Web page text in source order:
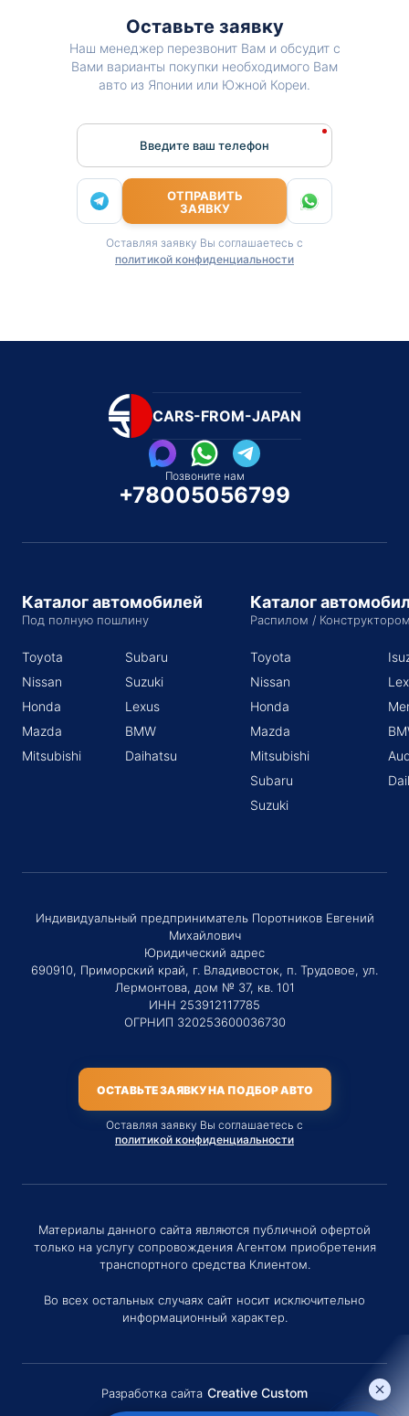
Оставьте заявку
Наш менеджер перезвонит Вам и обсудит с
Вами варианты покупки необходимого Вам
авто из Японии или Южной Кореи.
Введите ваш телефон
ОТПРАВИТЬ
ЗАЯВКУ
Оставляя заявку Вы соглашаетесь с
политикой конфиденциальности
CARS-FROM-JAPAN
Позвоните нам
+78005056799
Каталог автомобилей
Под полную пошлину
Toyota
Nissan
Honda
Mazda
Mitsubishi
Subaru
Suzuki
Lexus
BMW
Daihatsu
Каталог
Распилом /
Toyota
Nissan
Honda
Mazda
Mitsubishi
Subaru
Suzuki
Индивидуальный предприниматель Поротников Евгений
Михайлович
Юридический адрес
690910, Приморский край, г. Владивосток, п. Трудовое, ул.
Лермонтова, дом № 37, кв. 101
ИНН 253912117785
ОГРНИП 320253600036730
ОСТАВЬТЕ ЗАЯВКУ НА ПОДБОР АВТО
Оставляя заявку Вы соглашаетесь с
политикой конфиденциальности
Материалы данного сайта являются публичной офертой
только на услугу сопровождения Агентом приобретения
транспортного средства Клиентом.
Во всех остальных случаях сайт носит исключительно
информационный характер.
Разработка сайта Creative Custom